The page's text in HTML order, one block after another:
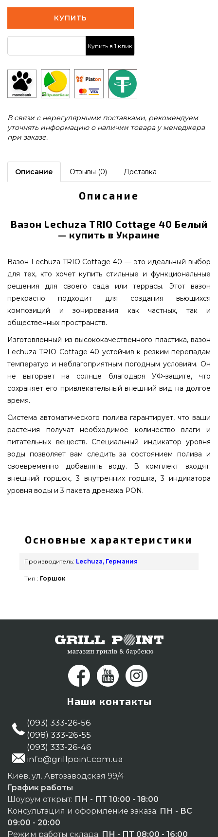
КУПИТЬ
Купить в 1 клик
В связи с нерегулярными поставками, рекомендуем
уточнять информацию о наличии товара у менеджера
при заказе.
Описание Отзывы (0) Доставка
Описание
Вазон Lechuza TRIO Cottage 40 Белый
— купить в Украине
Вазон Lechuza TRIO Cottage 40 — это идеальный выбор
для тех, кто хочет купить стильные и функциональные
решения для своего сада или террасы. Этот вазон
прекрасно подходит для создания вьющихся
композиций и зонирования как частных, так и
общественных пространств.
Изготовленный из высококачественного пластика, вазон
Lechuza TRIO Cottage 40 устойчив к резким перепадам
температур и неблагоприятным погодным условиям. Он
не выгорает на солнце благодаря УФ-защите, что
сохраняет его привлекательный внешний вид на долгое
время.
Система автоматического полива гарантирует, что ваши
растения получат необходимое количество влаги и
питательных веществ. Специальный индикатор уровня
воды позволяет вам следить за состоянием полива и
своевременно добавлять воду. В комплект входят:
внешний горшок, 3 внутренних горшка, 3 индикатора
уровня воды и 3 пакета дренажа PON.
производителей Lechuza, Германия по
нормальной стоимости всего 17 869 грн. в
каталоге брендовых грилей Гриль Поинт. Самые
цветов в онлайн каталоге GrillPoint. Напишите
Киев, Хмельницкий, Винница
Основные характеристики
Производитель: Lechuza, Германия
Тип : Горшок
Наши контакты
(093) 333-26-56
(098) 333-26-55
(093) 333-26-46
info@grillpoint.com.ua
Киев, ул. Автозаводская 99/4
График работы
Шоурум открыт: ПН - ПТ 10:00 - 18:00
Консультация и оформление заказа: ПН - ВС
09:00 - 20:00
Режим работы склада: ПН - ПТ 08:00 - 16:00